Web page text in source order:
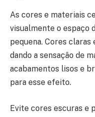
As cores e materiais
visualmente o espaço
pequena. Cores
dando a sensação de
acabamentos lisos e
para esse efeito.
Evite cores escuras e